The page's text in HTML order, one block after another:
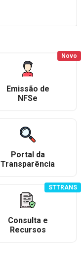
Emissão de
NFSe
Novo
Portal da
Transparência
Consulta e
Recursos
STTRANS